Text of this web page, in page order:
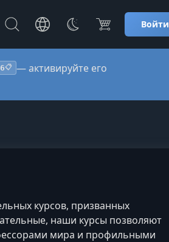
Войти
📋 — активируйте его
курсов, призванных
наши курсы позволяют
мира и профильными